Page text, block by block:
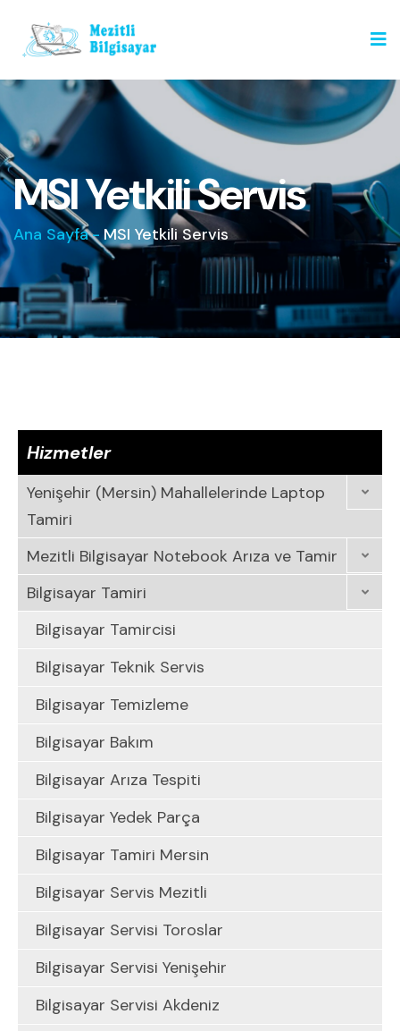
MSI Yetkili Servis
Ana Sayfa- MSI Yetkili Servis
Hizmetler
Yenişehir (Mersin) Mahallelerinde Laptop
Tamiri
Mezitli Bilgisayar Notebook Arıza ve Tamir
Bilgisayar Tamiri
Bilgisayar Tamircisi
Bilgisayar Teknik Servis
Bilgisayar Temizleme
Bilgisayar Bakım
Bilgisayar Arıza Tespiti
Bilgisayar Yedek Parça
Bilgisayar Tamiri Mersin
Bilgisayar Servis Mezitli
Bilgisayar Servisi Toroslar
Bilgisayar Servisi Yenişehir
Bilgisayar Servisi Akdeniz